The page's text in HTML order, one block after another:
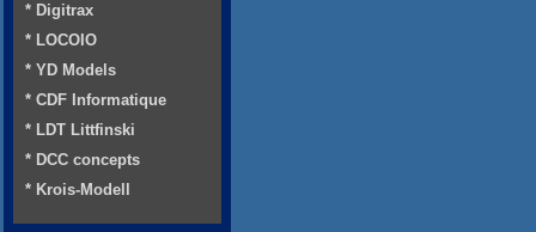
* Digitrax
* LOCOIO
* YD Models
* CDF Informatique
* LDT Littfinski
* DCC concepts
* Krois-Modell